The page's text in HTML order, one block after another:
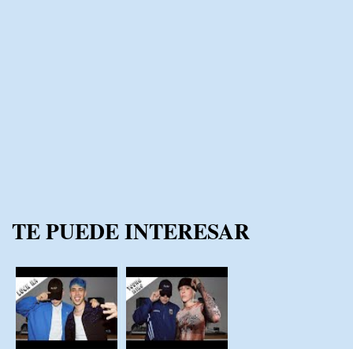
TE PUEDE INTERESAR